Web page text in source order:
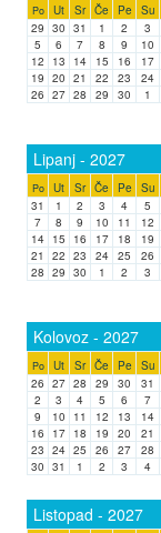
Po Ut Sr Če Pe Su
29 30 31 1 2 3
5
6 7 8 9 10
12
13 14 15 16 17
19 20 21 22 23 24
26 27 28 29 30 1
Lipanj - 2027
Po Ut Sr Če Pe Su
31
1 2 3 4 5
7
8 9 10 11 12
14 15 16 17 18 19
21
22 23 24 25 26
28 29 30 1 2 3
Kolovoz - 2027
Po Ut Sr Če Pe Su
26 27 28 29 30 31
2
3 4 5 6 7
9
10 11 12 13 14
16
17 18 19 20 21
23 24 25 26 27 28
30 31 1 2 3 4
Listopad - 2027